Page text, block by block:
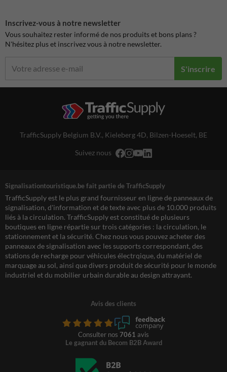
Inscrivez-vous à notre newsletter
Vous souhaitez rester informé de nos produits et bons plans ?
N'hésitez plus et inscrivez vous à notre newsletter.
S'inscrire
TrafficSupply Belgium B.V., Kieleberg 4D, Bilzen-Hoeselt, BE
Suivez nous
Signalisationtouristique.be fait partie de TrafficSupply
TrafficSupply est le plus grand fournisseur en ligne de panneaux de
signalisation, d'information et de texte avec plus de 10.000 produits
liés à la circulation. TrafficSupply est constitué de plusieurs
boutiques en ligne répartie sur trois catégories : la circulation, le
stationnement et la sécurité. Chez nous vous pouvez acheter des
panneaux de signalisation avec les supports correspondant, des
stations de recharge pour véhicules électrqique, du matériel de
marquage au sol, ainsi que divers produit de sécurité pour le monde
industriel et du mobilier urbain durable au design attrayant.
Avis des clients
Consulter nos 7061 avis
Le gagnant du Becom B2B Award